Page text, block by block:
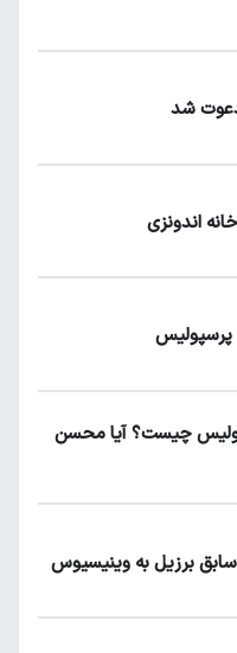
شد
اندونزی
پرسپولیس
چیست؟ آیا محسن
برزیل به وینیسیوس